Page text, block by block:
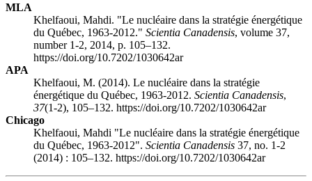
MLA
Khelfaoui, Mahdi. "Le nucléaire dans la stratégie énergétique
du Québec, 1963-2012." Scientia Canadensis, volume 37,
number 1-2, 2014, p. 105–132.
https://doi.org/10.7202/1030642ar
APA
Khelfaoui, M. (2014). Le nucléaire dans la stratégie
énergétique du Québec, 1963-2012. Scientia Canadensis,
37(1-2), 105–132. https://doi.org/10.7202/1030642ar
Chicago
Khelfaoui, Mahdi "Le nucléaire dans la stratégie énergétique
du Québec, 1963-2012". Scientia Canadensis 37, no. 1-2
(2014) : 105–132. https://doi.org/10.7202/1030642ar